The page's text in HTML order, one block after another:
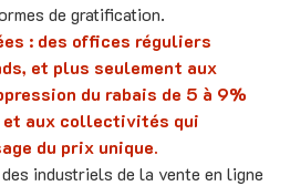
de gratification.
: des offices réguliers
et plus seulement aux
du rabais de 5 à 9%
aux collectivités qui
du prix unique.
industriels de la vente en ligne